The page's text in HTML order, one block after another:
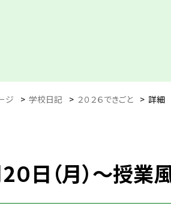
ジ > 学校日記 > ２０２６できごと > 詳細
０日（月）～授